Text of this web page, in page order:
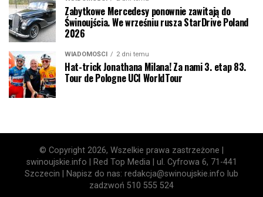
Zabytkowe Mercedesy ponownie zawitają do
Świnoujścia. We wrześniu rusza StarDrive Poland
2026
WIADOMOŚCI 2 dni temu
Hat-trick Jonathana Milana! Za nami 3. etap 83.
Tour de Pologne UCI WorldTour
© Copyright 2026, Wszelkie prawa zastrzeżone |
swinoujskie.info | Red Top Media | ul. Cyfrowa 6, 71-441
Szczecin | Napisz do nas: redakcja@swinoujskie.info lub
zadzwoń 510 555 524